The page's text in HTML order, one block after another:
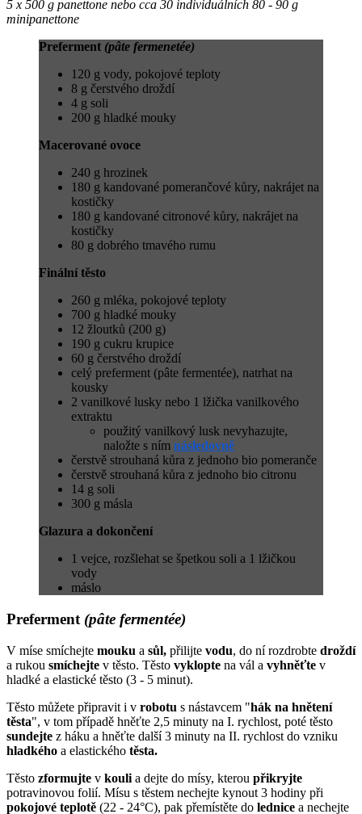
5 x 500 g panettone nebo cca 30 individuálních 80 - 90 g
minipanettone
Preferment (pâte fermenetée)
120 g vody, pokojové teploty
8 g čerstvého droždí
4 g soli
200 g hladké mouky
Macerované ovoce
240 g hrozinek
180 g kandované pomerančové kůry, nakrájet na
kostičky
180 g kandované citronové kůry, nakrájet na
kostičky
80 g dobrého tmavého rumu
Finální těsto
260 g mléka, pokojové teploty
700 g hladké mouky
12 žloutků (200 g)
190 g cukru krupice
60 g čerstvého droždí
celý preferment (pâte fermentée), natrhat na
kousky
2 vanilkové lusky nebo 1 lžička vanilkového
extraktu
použitý vanilkový lusk nevyhazujte,
naložte s ním následovně
čerstvě strouhaná kůra z jednoho bio pomeranče
čerstvě strouhaná kůra z jednoho bio citronu
14 g soli
300 g másla
Glazura a dokončení
1 vejce, rozšlehat se špetkou soli a 1 lžičkou
vody
máslo
Preferment (pâte fermentée)
V míse smíchejte mouku a sůl, přilijte vodu, do ní rozdrobte droždí
a rukou smíchejte v těsto. Těsto vyklopte na vál a vyhněťte v
hladké a elastické těsto (3 - 5 minut).
Těsto můžete připravit i v robotu s nástavcem "hák na hnětení
těsta", v tom případě hněťte 2,5 minuty na I. rychlost, poté těsto
sundejte z háku a hněťte další 3 minuty na II. rychlost do vzniku
hladkého a elastického těsta.
Těsto zformujte v kouli a dejte do mísy, kterou přikryjte
potravinovou folií. Mísu s těstem nechejte kynout 3 hodiny při
pokojové teplotě (22 - 24°C), pak přemístěte do lednice a nechejte